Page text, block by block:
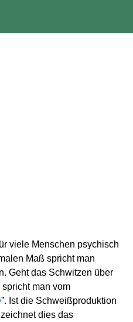
viele Menschen psychisch
Maß spricht man
Geht das Schwitzen über
man vom
”. Ist die Schweißproduktion
dies das